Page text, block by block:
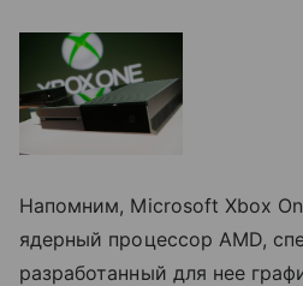
Напомним, Microsoft Xbox
ядерный процессор AMD,
разработанный для нее